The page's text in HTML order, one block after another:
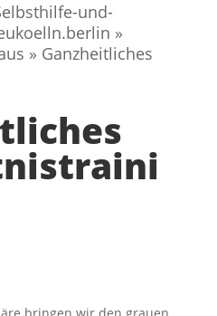
und-
»
» Ganzheitliches